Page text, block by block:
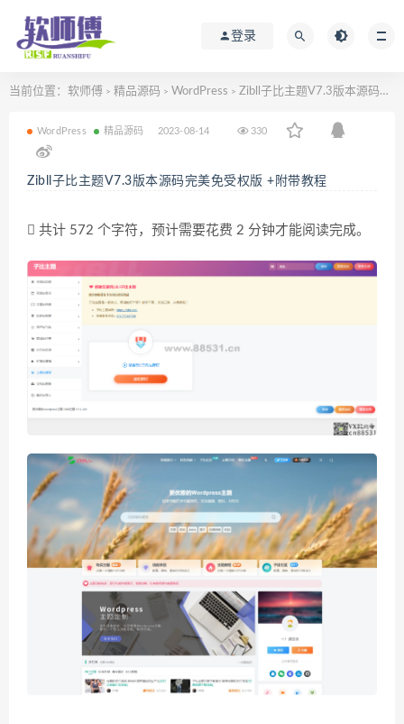
登录
当前位置： 软师傅 > 精品源码 > WordPress > Zibll子比主题V7.3版本源码完美免受权版 +附带教程
WordPress 精品源码 2023-08-14 330
Zibll子比主题V7.3版本源码完美免受权版 +附带教程
共计 572 个字符，预计需要花费 2 分钟才能阅读完成。